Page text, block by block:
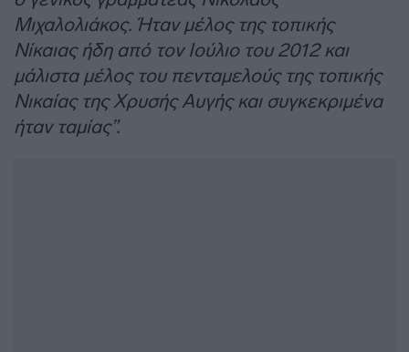
Μιχαλολιάκος. Ήταν μέλος της τοπικής
Νίκαιας ήδη από τον Ιούλιο του 2012 και
μάλιστα μέλος του πενταμελούς της τοπικής
Νικαίας της Χρυσής Αυγής και συγκεκριμένα
ήταν ταμίας”.